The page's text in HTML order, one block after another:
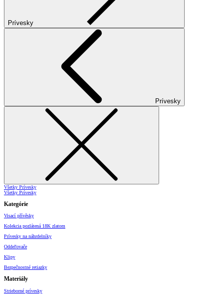
Prívesky
Prívesky
Všetky Prívesky
Všetky Prívesky
Kategórie
Visací přívěsky
Kolekcia pozlátená 18K zlatom
Prívesky na náhrdelníky
Oddeľovače
Klipy
Bezpečnostné retiazky
Materiály
Strieborné prívesky